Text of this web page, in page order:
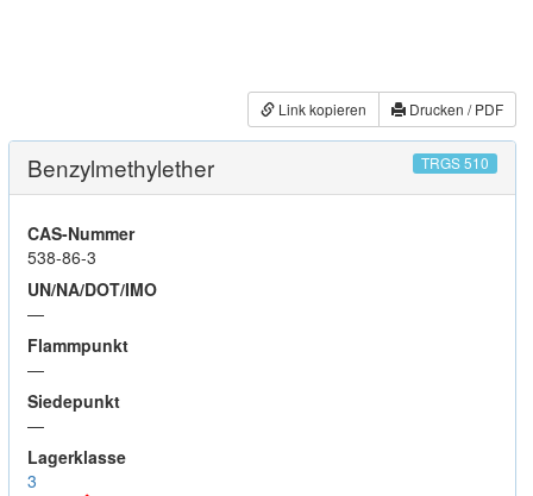
Link kopieren Drucken / PDF
Benzylmethylether TRGS 510
CAS-Nummer
538-86-3
UN/NA/DOT/IMO
—
Flammpunkt
—
Siedepunkt
—
Lagerklasse
3